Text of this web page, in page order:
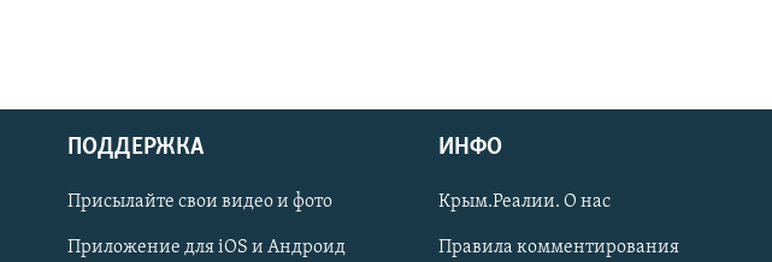
Українською
Qırımtatar
ПОДДЕРЖКА
Присылайте свои видео и фото
Приложение для iOS и Андроид
ИНФО
Крым.Реалии. О нас
Правила комментирования